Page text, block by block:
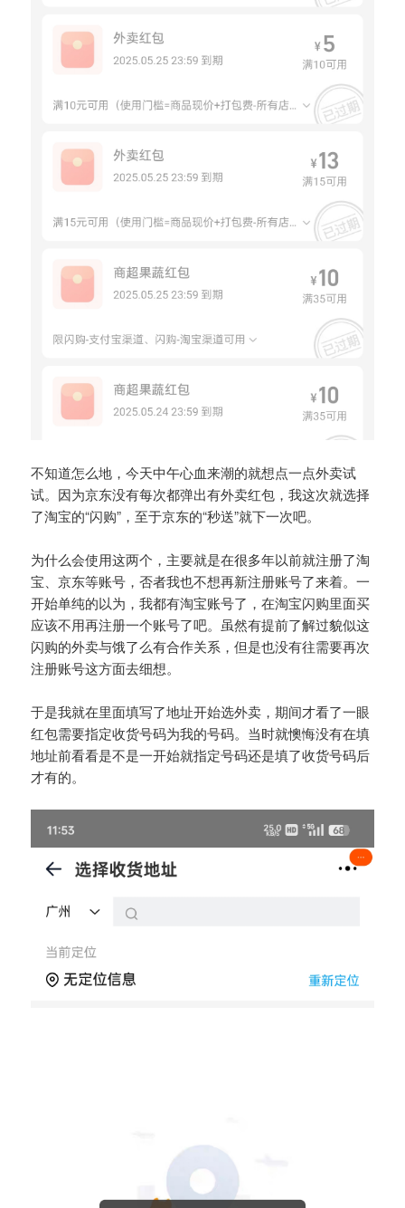
不知道怎么地，今天中午心血来潮的就想点一点外卖试
试。因为京东没有每次都弹出有外卖红包，我这次就选择
了淘宝的“闪购”，至于京东的“秒送”就下一次吧。
为什么会使用这两个，主要就是在很多年以前就注册了淘
宝、京东等账号，否者我也不想再新注册账号了来着。一
开始单纯的以为，我都有淘宝账号了，在淘宝闪购里面买
应该不用再注册一个账号了吧。虽然有提前了解过貌似这
闪购的外卖与饿了么有合作关系，但是也没有往需要再次
注册账号这方面去细想。
于是我就在里面填写了地址开始选外卖，期间才看了一眼
红包需要指定收货号码为我的号码。当时就懊悔没有在填
地址前看看是不是一开始就指定号码还是填了收货号码后
才有的。